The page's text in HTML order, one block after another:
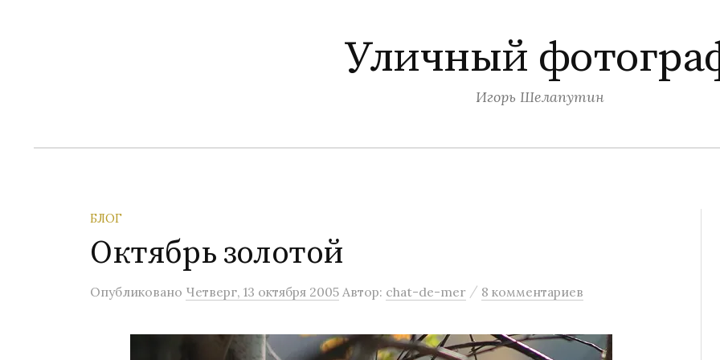
и
Уличный
Игорь Шелапутин
БЛОГ
Октябрь золотой
Опубликовано Четверг, 13 октября 2005 Автор: chat-de-mer / 8 комментариев